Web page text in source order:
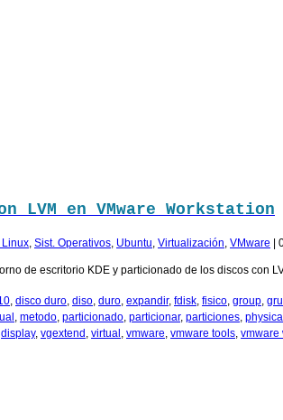
LVM en VMware Workstation
Linux, Sist. Operativos, Ubuntu, Virtualización, VMware
de escritorio KDE y particionado de los discos con
, disco duro, diso, duro, expandir, fdisk, fisico, group,
, metodo, particionado, particionar, particiones, physical
, vgextend , virtual , vmware, vmware tools, vmware